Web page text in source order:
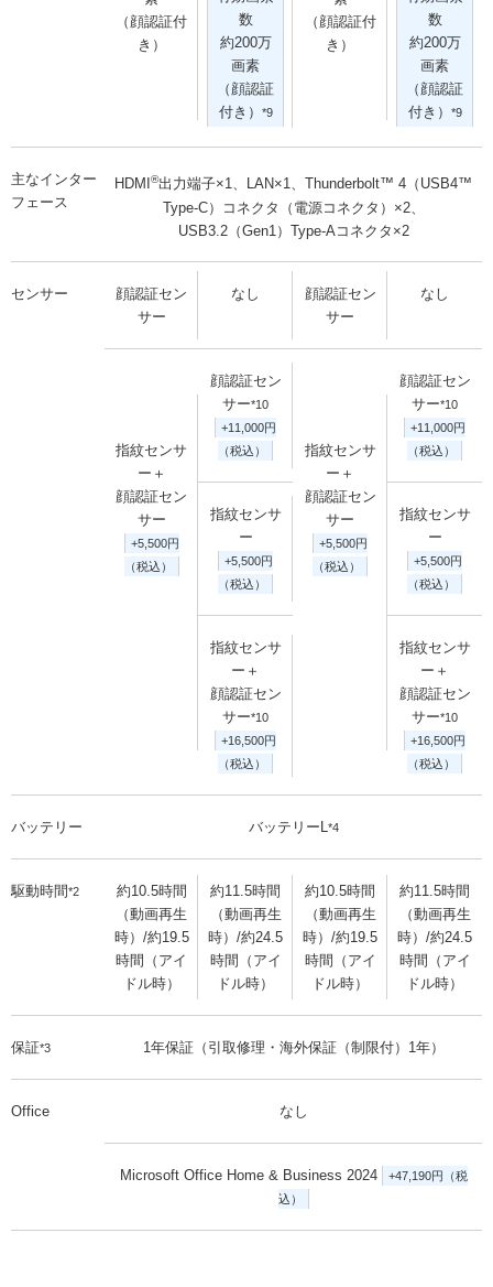
（顔認証付
き）
（顔認証付
き）
数
約200万
画素
（顔認証
付き）
*9
数
約200万
画素
（顔認証
付き）
*9
主なインター
フェース
HDMI ®出力端子×1、LAN×1、Thunderbolt™ 4（USB4™
Type-C）コネクタ（電源コネクタ）×2、
USB3.2（Gen1）Type-Aコネクタ×2
センサー
顔認証セン
サー
なし
顔認証セン
サー
なし
指紋センサ
ー＋
顔認証セン
サー
+5,500円
（税込）
顔認証セン
サー*10
+11,000円
（税込）
指紋センサ
ー＋
顔認証セン
サー
+5,500円
（税込）
顔認証セン
サー*10
+11,000円
（税込）
指紋センサ
ー
+5,500円
（税込）
指紋センサ
ー
+5,500円
（税込）
指紋センサ
ー＋
顔認証セン
サー*10
+16,500円
（税込）
指紋センサ
ー＋
顔認証セン
サー*10
+16,500円
（税込）
バッテリー バッテリーL*4
駆動時間*2
約10.5時間
（動画再生
時）/約19.5
時間（アイ
ドル時）
約11.5時間
（動画再生
時）/約24.5
時間（アイ
ドル時）
約10.5時間
（動画再生
時）/約19.5
時間（アイ
ドル時）
約11.5時間
（動画再生
時）/約24.5
時間（アイ
ドル時）
保証*3 1年保証（引取修理・海外保証（制限付）1年）
Office なし
Microsoft Office Home & Business 2024
+47,190円（税
込）